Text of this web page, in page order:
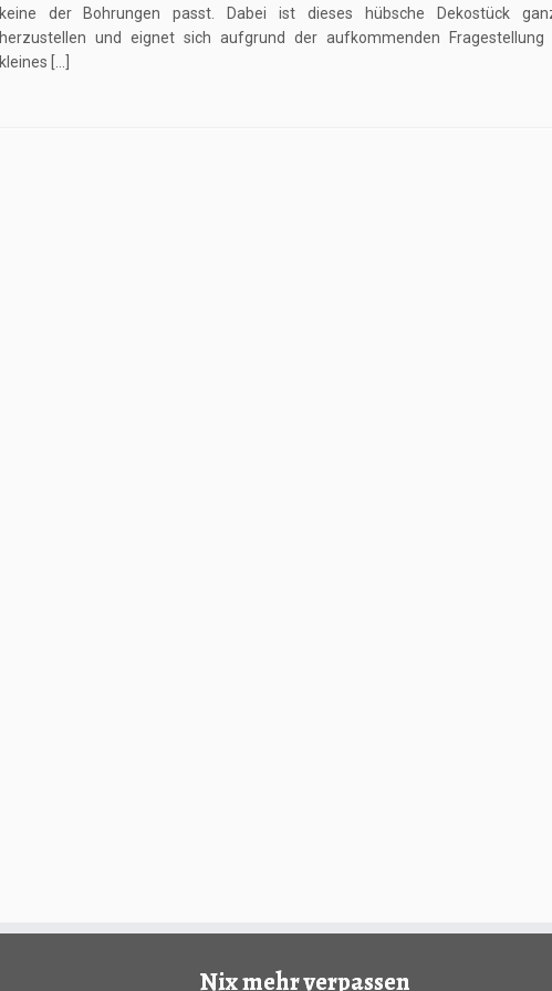
keine der Bohrungen passt. Dabei ist dieses hübsche Dekostück
herzustellen und eignet sich aufgrund der aufkommenden Fragestellung
kleines […]
Nix mehr verpassen